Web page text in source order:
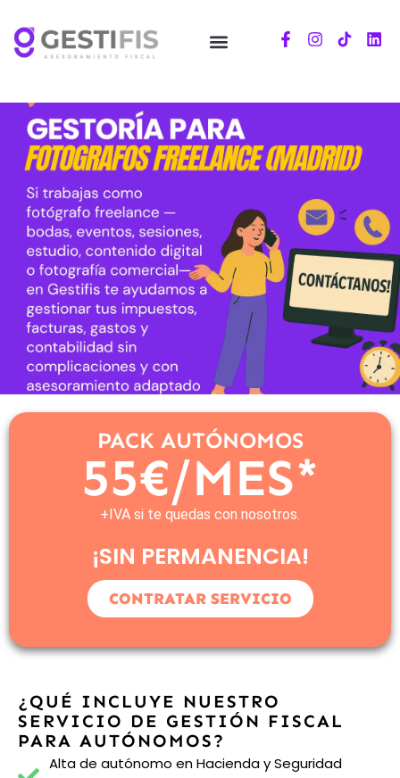
PACK AUTÓNOMOS
55€/MES*
+IVA si te quedas con nosotros.
¡SIN PERMANENCIA!
CONTRATAR SERVICIO
¿QUÉ INCLUYE NUESTRO
SERVICIO DE GESTIÓN FISCAL
PARA AUTÓNOMOS?
Alta de autónomo en Hacienda y Seguridad